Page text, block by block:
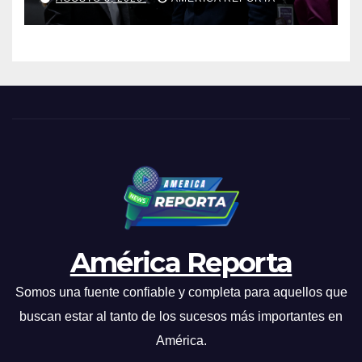
a retirar las restricciones
América Reporta
Somos una fuente confiable y completa para aquellos que
buscan estar al tanto de los sucesos más importantes en
América.